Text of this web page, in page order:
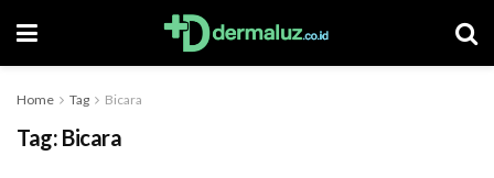
Home Tag Bicara
Tag: Bicara